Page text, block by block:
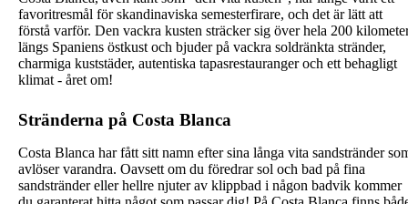
favoritresmål för skandinaviska semesterfirare, och det är lätt att
förstå varför. Den vackra kusten sträcker sig över hela 200
längs Spaniens östkust och bjuder på vackra soldränkta stränder,
charmiga kuststäder, autentiska tapasrestauranger och ett behagligt
klimat - året om!
Stränderna på Costa Blanca
Costa Blanca har fått sitt namn efter sina långa vita sandstränder
avlöser varandra. Oavsett om du föredrar sol och bad på fina
sandstränder eller hellre njuter av klippbad i någon badvik kommer